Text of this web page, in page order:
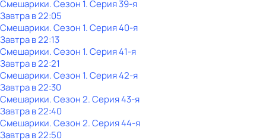
Смешарики. Сезон 1. Серия 39-я
Завтра в 22:05
Смешарики. Сезон 1. Серия 40-я
Завтра в 22:13
Смешарики. Сезон 1. Серия 41-я
Завтра в 22:21
Смешарики. Сезон 1. Серия 42-я
Завтра в 22:30
Смешарики. Сезон 2. Серия 43-я
Завтра в 22:40
Смешарики. Сезон 2. Серия 44-я
Завтра в 22:50